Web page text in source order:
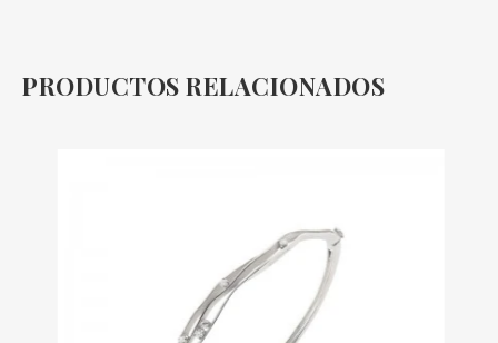
PRODUCTOS RELACIONADOS